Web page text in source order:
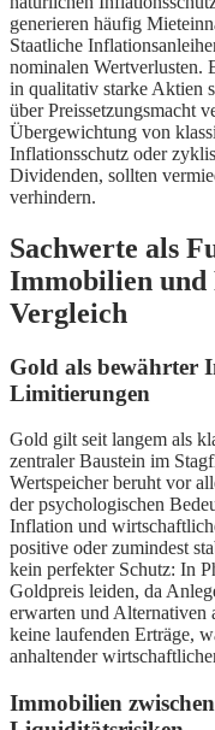
generieren häufig
Staatliche
nominalen Wertverlusten.
in qualitativ starke Aktien
über Preissetzungsmacht
Übergewichtung von
Inflationsschutz oder
Dividenden, sollten
verhindern.
Sachwerte als
Immobilien und
Vergleich
Gold als bewährter
Limitierungen
Gold gilt seit langem als
zentraler Baustein im
Wertspeicher beruht vor
der psychologischen
Inflation und
positive oder zumindest
kein perfekter Schutz: In
Goldpreis leiden, da
erwarten und Alternativen
keine laufenden Erträge,
anhaltender
Immobilien